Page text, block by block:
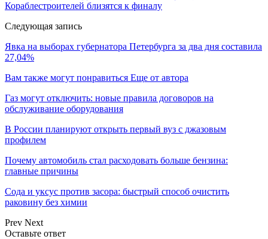
Кораблестроителей близятся к финалу
Следующая запись
Явка на выборах губернатора Петербурга за два дня составила
27,04%
Вам также могут понравиться Еще от автора
Газ могут отключить: новые правила договоров на
обслуживание оборудования
В России планируют открыть первый вуз с джазовым
профилем
Почему автомобиль стал расходовать больше бензина:
главные причины
Сода и уксус против засора: быстрый способ очистить
раковину без химии
Prev Next
Оставьте ответ